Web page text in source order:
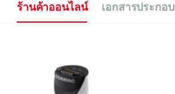
ร้านค้าออนไลน์ เอกสารประกอบ